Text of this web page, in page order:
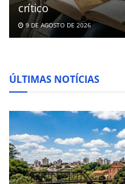
crítico
9 DE AGOSTO DE 2026
ÚLTIMAS NOTÍCIAS